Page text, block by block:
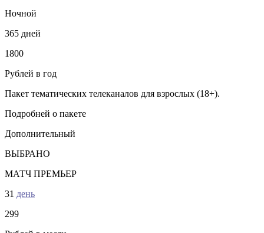
Ночной
365 дней
1800
Рублей в год
Пакет тематических телеканалов для взрослых (18+).
Подробней о пакете
Дополнительный
ВЫБРАНО
МАТЧ ПРЕМЬЕР
31 день
299